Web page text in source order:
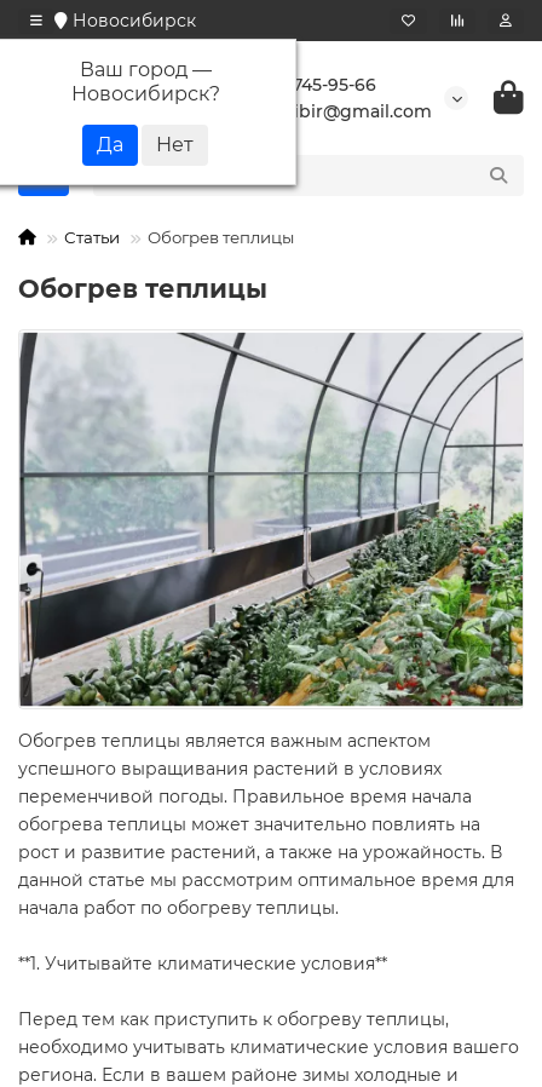
Новосибирск
Ваш город —
Новосибирск?
+7 923 745-95-66
buransibir@gmail.com
Статьи Обогрев теплицы
Обогрев теплицы
Обогрев теплицы является важным аспектом
успешного выращивания растений в условиях
переменчивой погоды. Правильное время начала
обогрева теплицы может значительно повлиять на
рост и развитие растений, а также на урожайность. В
данной статье мы рассмотрим оптимальное время для
начала работ по обогреву теплицы.
**1. Учитывайте климатические условия**
Перед тем как приступить к обогреву теплицы,
необходимо учитывать климатические условия вашего
региона. Если в вашем районе зимы холодные и